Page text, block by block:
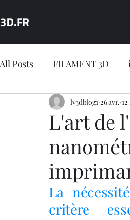
All Posts FILAMENT 3D
JEU CONCOURS
impression 3D en ligne
Jeu concours LV3D
L'art de
lv3dblog1 26 avr.
La
critère